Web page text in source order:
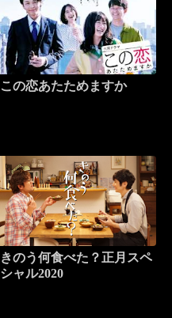
この恋あたためますか
きのう何食べた？正月スペ
シャル2020